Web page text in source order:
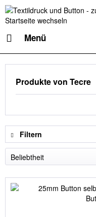
Menü
Produkte von Tecre
Filtern